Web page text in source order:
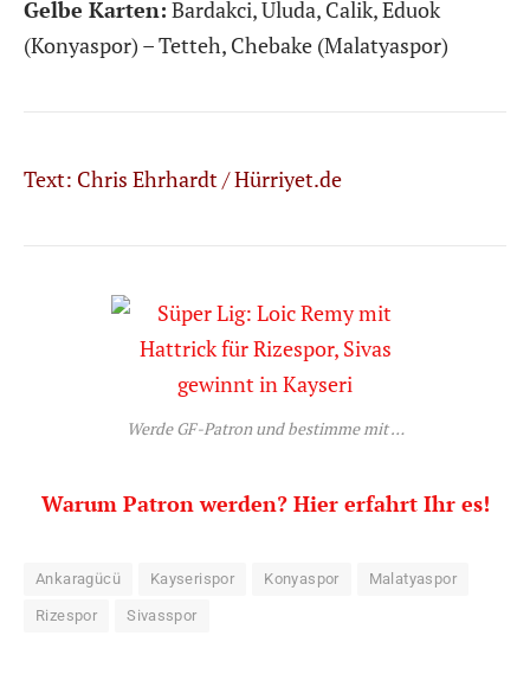
Gelbe Karten: Bardakci, Uluda, Calik, Eduok
(Konyaspor) – Tetteh, Chebake (Malatyaspor)
Text: Chris Ehrhardt /Hürriyet.de
Werde GF-Patron und bestimme mit …
Warum Patron werden? Hier erfahrt Ihr es!
Ankaragücü Kayserispor Konyaspor Malatyaspor
Rizespor Sivasspor